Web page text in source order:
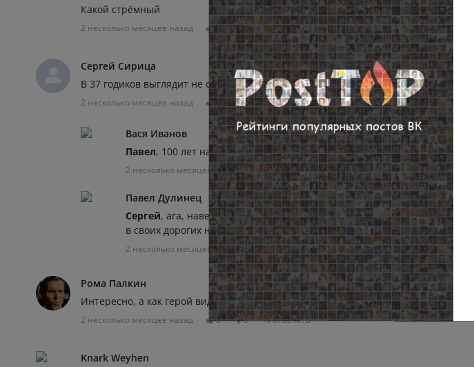
Какой стрёмный
2 несколько месяцев назад 0 0 Отвечать Пожаловаться
Сергей Сирица
В 37 годиков выглядит не очень. Всё безработица!
2 несколько месяцев назад 0 Отвечать Пожаловаться
Вася Иванов
Павел, 100 лет назад это уже дед был
2 несколько месяцев назад 0 0 Пожаловаться
Павел Дулинец
Сергей, ага, наверное очень плохо живут эти нищие безработные
в своих дорогих новеньких мерседесах
2 несколько месяцев назад 0 0 Пожаловаться
Рома Палкин
Интересно, а как герой видео полотенце складывает? 🤔
2 несколько месяцев назад 0 0 Отвечать Пожаловаться
Knark Weyhen